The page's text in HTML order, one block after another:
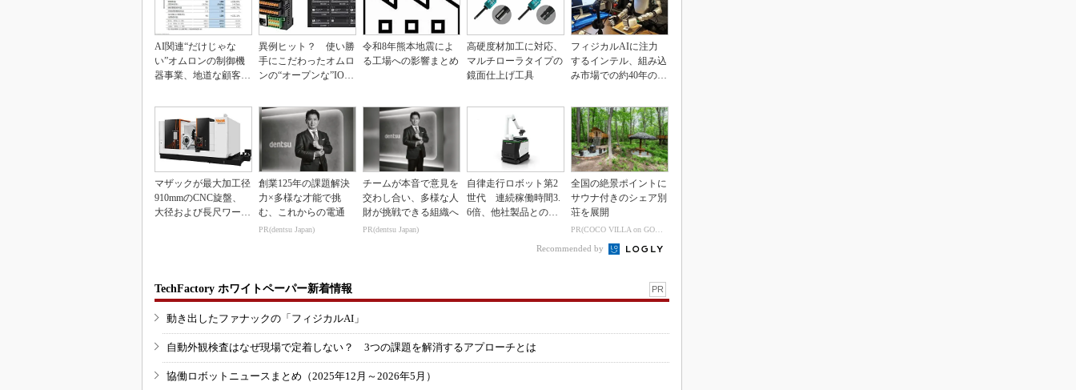
AI関連“だけじゃな
い”オムロンの制御機
器事業、地道な顧客基
異例ヒット？ 使い勝
手にこだわったオムロ
ンの“オープンな”IO-L
令和8年熊本地震によ
る工場への影響まとめ
高硬度材加工に対応、
マルチローラタイプの
鏡面仕上げ工具
フィジカルAIに注力
するインテル、組み込
み市場での約40年の実
マザックが最大加工径
910mmのCNC旋盤、
大径および長尺ワーク
創業125年の課題解決
力×多様な才能で挑
む、これからの電通
PR(dentsu Japan)
チームが本音で意見を
交わし合い、多様な人
財が挑戦できる組織へ
PR(dentsu Japan)
自律走行ロボット第2
世代 連続稼働時間3.
6倍、他社製品との連
全国の絶景ポイントに
サウナ付きのシェア別
荘を展開
PR(COCO VILLA on GOETHE)
Recommended by
TechFactory ホワイトペーパー新着情報 PR
動き出したファナックの「フィジカルAI」
自動外観検査はなぜ現場で定着しない？ 3つの課題を解消するアプローチとは
協働ロボットニュースまとめ（2025年12月～2026年5月）